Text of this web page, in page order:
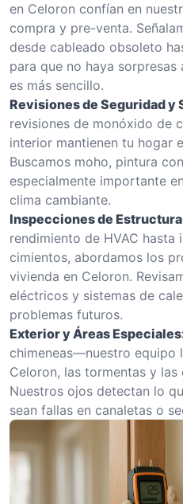
en Celoron confían en
compra y pre-venta.
desde cableado obsoleto
para que no haya sorpresas
es más sencillo.
Revisiones de Seguridad y
revisiones de monóxido de
interior mantienen tu hogar
Buscamos moho, pintura
especialmente importante
clima cambiante.
Inspecciones de
rendimiento de HVAC
cimientos, abordamos los
vivienda en Celoron.
eléctricos y sistemas de
problemas futuros.
Exterior y Áreas
chimeneas—nuestro equipo
Celoron, las tormentas y las
Nuestros ojos detectan lo
sean fallas en canaletas o